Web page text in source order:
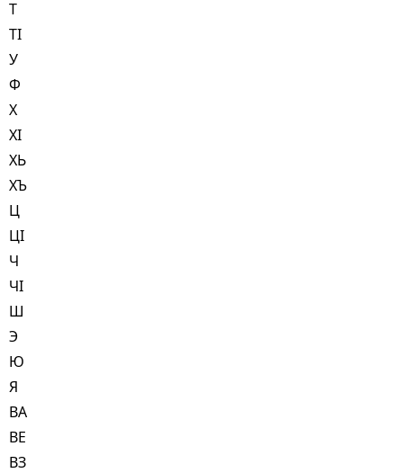
Т
ТI
У
Ф
Х
ХI
ХЬ
ХЪ
Ц
ЦI
Ч
ЧI
Ш
Э
Ю
Я
ВА
ВЕ
ВЗ